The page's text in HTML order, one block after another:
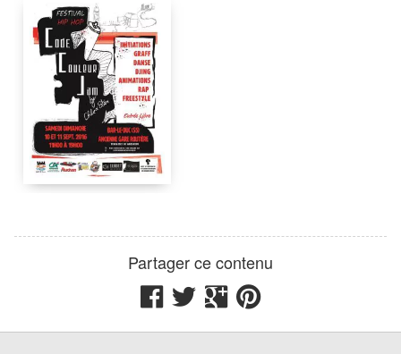
Seika
Bar-le-Duc
Centre-ville de Bar-Le-
Code Couleur
Partager ce contenu